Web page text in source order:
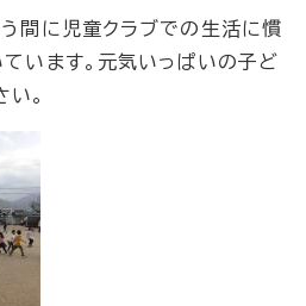
間に児童クラブでの生活に慣
います。元気いっぱいの子ど
。